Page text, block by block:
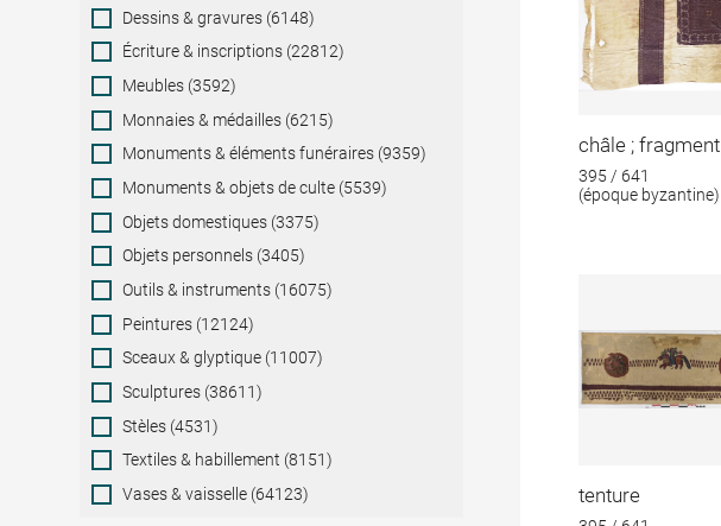
Dessins & gravures (6148)
Écriture & inscriptions (22812)
Meubles (3592)
Monnaies & médailles (6215)
Monuments & éléments funéraires (9359)
Monuments & objets de culte (5539)
Objets domestiques (3375)
Objets personnels (3405)
Outils & instruments (16075)
Peintures (12124)
Sceaux & glyptique (11007)
Sculptures (38611)
Stèles (4531)
Textiles & habillement (8151)
Vases & vaisselle (64123)
châle ; fragment
395 / 641
(époque byzantine)
tenture